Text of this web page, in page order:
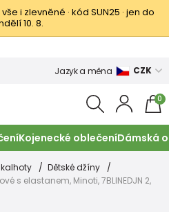
vše i zlevněné · kód SUN25 · jen do
10. 8.
Jazyk a měna CZK
0
Kojenecké oblečeníDámská
kalhoty
Dětské džíny
s elastanem, Minoti, 7BLINEDJN 2,